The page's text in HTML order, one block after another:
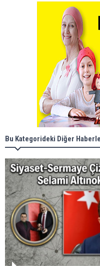
Bu Kategorideki Diğer